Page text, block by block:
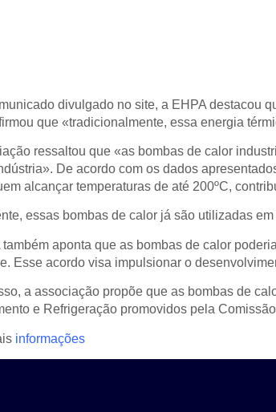
divulgado no site, a EHPA destacou
que «tradicionalmente, essa energia
ressaltou que «as bombas de calor
De acordo com os dados
alcançar temperaturas de até 200ºC,
essas bombas de calor já são utilizadas
também aponta que as bombas de calor
Esse acordo visa impulsionar o
a associação propõe que as bombas de
e Refrigeração promovidos pela
informações